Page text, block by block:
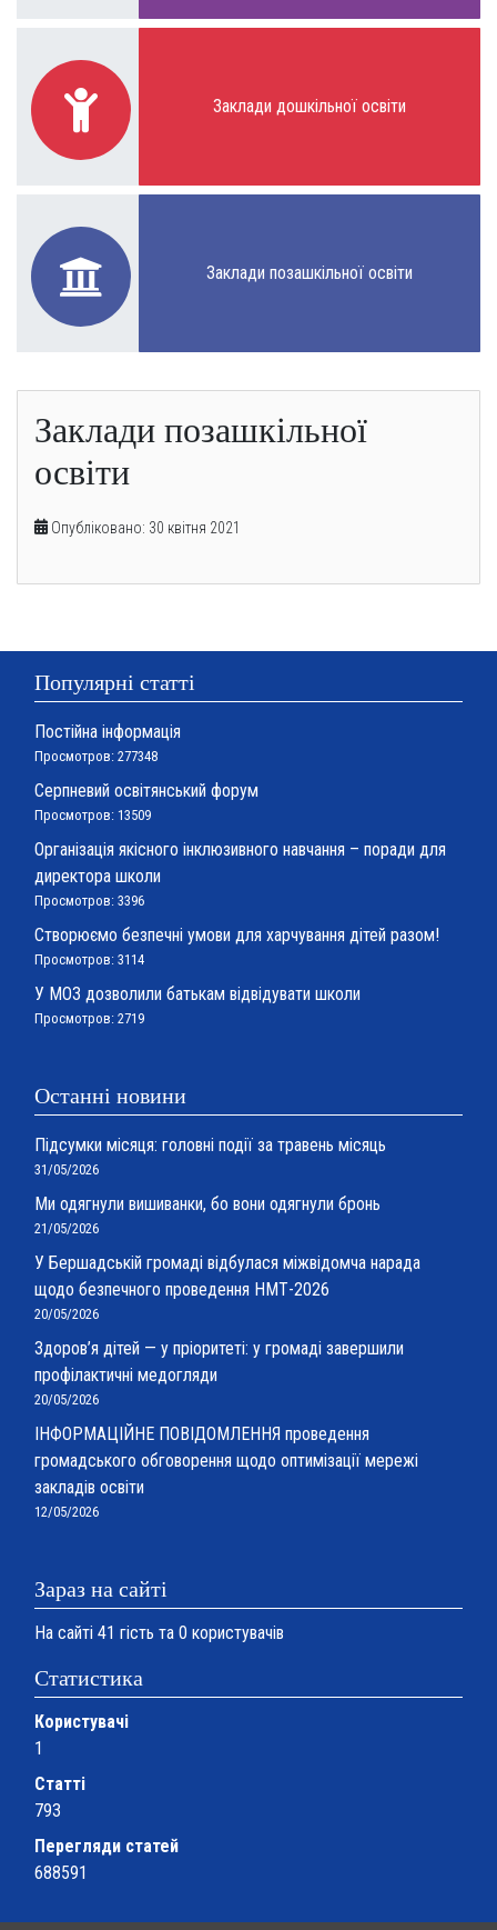
Заклади дошкільної освіти
Заклади позашкільної освіти
Заклади позашкільної
освіти
Опубліковано: 30 квітня 2021
Популярні статті
Постійна інформація
Просмотров: 277348
Серпневий освітянський форум
Просмотров: 13509
Організація якісного інклюзивного навчання – поради для
директора школи
Просмотров: 3396
Створюємо безпечні умови для харчування дітей разом!
Просмотров: 3114
У МОЗ дозволили батькам відвідувати школи
Просмотров: 2719
Останні новини
Підсумки місяця: головні події за травень місяць
31/05/2026
Ми одягнули вишиванки, бо вони одягнули бронь
21/05/2026
У Бершадській громаді відбулася міжвідомча нарада
щодо безпечного проведення НМТ-2026
20/05/2026
Здоров’я дітей — у пріоритеті: у громаді завершили
профілактичні медогляди
20/05/2026
ІНФОРМАЦІЙНЕ ПОВІДОМЛЕННЯ проведення
громадського обговорення щодо оптимізації мережі
закладів освіти
12/05/2026
Зараз на сайті
На сайті 41 гість та 0 користувачів
Статистика
Користувачі
1
Статті
793
Перегляди статей
688591